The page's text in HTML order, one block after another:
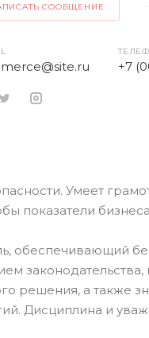
СООБЩЕНИЕ
+7
Умеет
показатели
обеспечивающий
решения, а также
Дисциплина и